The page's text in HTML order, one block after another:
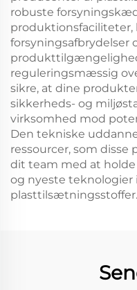
robuste
produktionsfaciliteter,
forsyningsafbrydelser
reguleringsmæssig
sikre, at dine
sikkerheds- og
virksomhed mod
Den tekniske
ressourcer, som
dit team med at
og nyeste teknologier
plasttilsætningsstoffer.